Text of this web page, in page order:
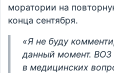
моратории на
конца сентября.
«Я не буду
данный момент.
в медицинских